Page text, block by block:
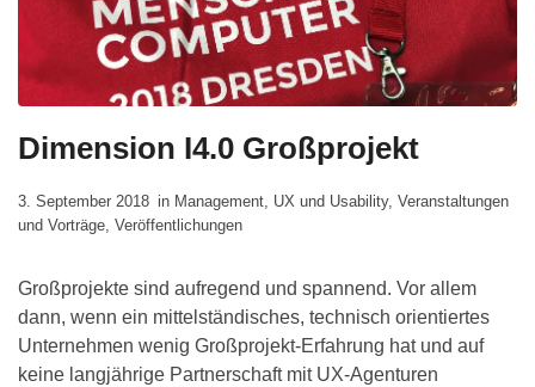
Dimension I4.0 Großprojekt
3. September 2018 in Management, UX und Usability, Veranstaltungen
und Vorträge, Veröffentlichungen
Großprojekte sind aufregend und spannend. Vor allem
dann, wenn ein mittelständisches, technisch orientiertes
Unternehmen wenig Großprojekt-Erfahrung hat und auf
keine langjährige Partnerschaft mit UX-Agenturen